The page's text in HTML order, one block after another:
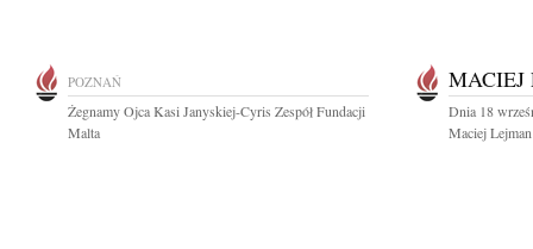
POZNAŃ
Żegnamy Ojca Kasi Janyskiej-Cyris Zespół Fundacji
Malta
MACIEJ
Dnia 18
Maciej